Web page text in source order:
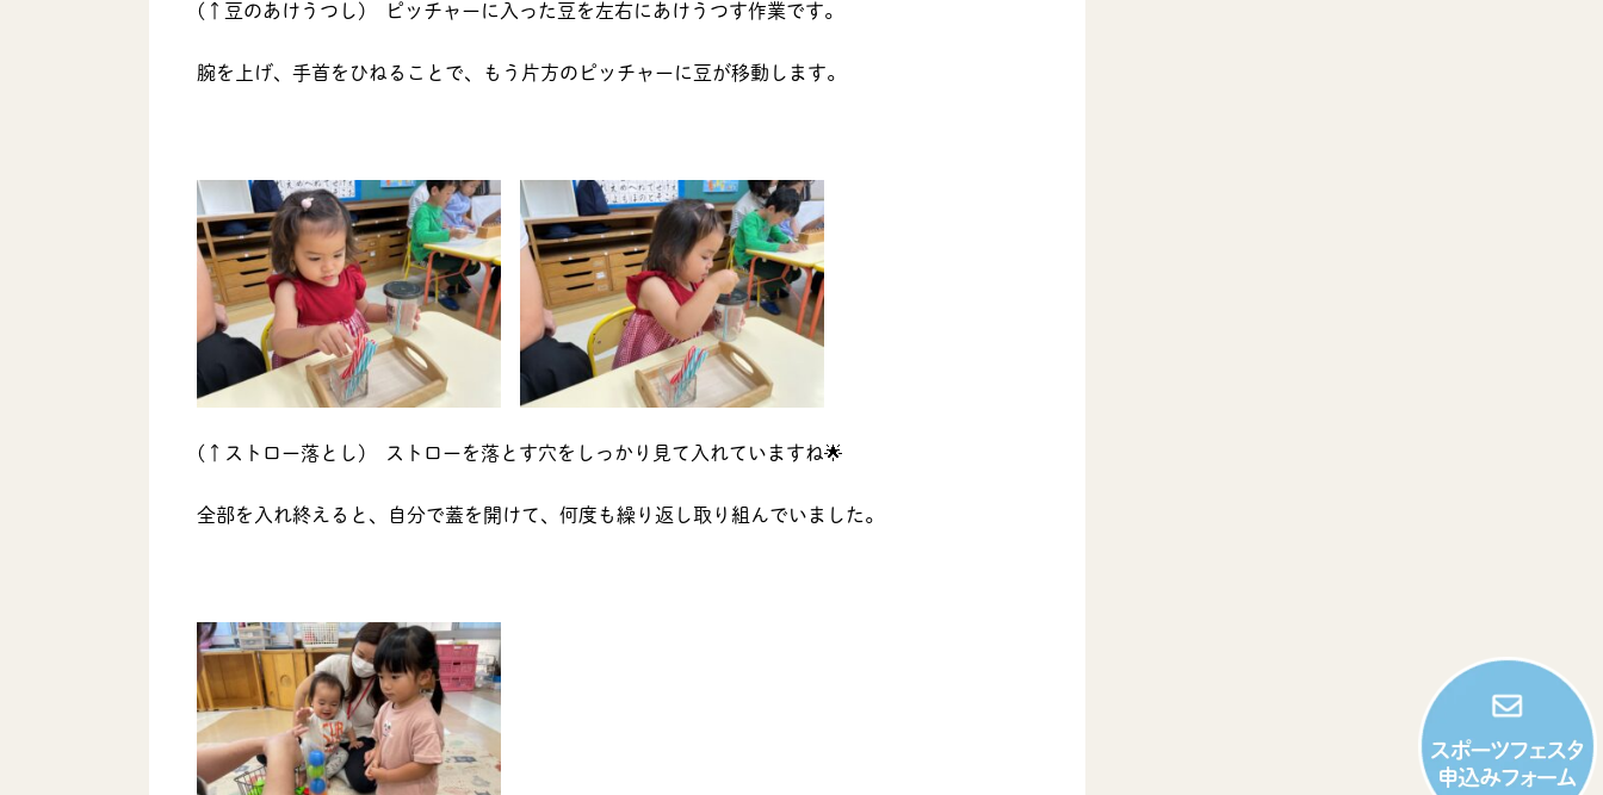
(↑豆のあけうつし) ピッチャーに入った豆を左右にあけうつす作業です。
腕を上げ、手首をひねることで、もう片方のピッチャーに豆が移動します。
(↑ストロー落とし) ストローを落とす穴をしっかり見て入れていますね🌟
全部を入れ終えると、自分で蓋を開けて、何度も繰り返し取り組んでいました。